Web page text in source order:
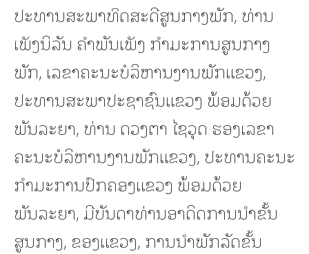
ປະທານສະພາທິດສະດີສູນກາງພັກ, ທ່ານ
ເພັງນິລັນ ຄໍາພັນເພັງ ກຳມະການສູນກາງ
ພັກ, ເລຂາຄະນະບໍລິຫານງານພັກແຂວງ,
ປະທານສະພາປະຊາຊົນແຂວງ ພ້ອມດ້ວຍ
ພັນລະຍາ, ທ່ານ ດວງຕາ ໄຊວຸດ ຮອງເລຂາ
ຄະນະບໍລິຫານງານພັກແຂວງ, ປະທານຄະນະ
ກໍາມະການປົກຄອງແຂວງ ພ້ອມດ້ວຍ
ພັນລະຍາ, ມີບັນດາທ່ານອາດິດການນໍາຂັ້ນ
ສູນກາງ, ຂອງແຂວງ, ການນໍາພັກລັດຂັ້ນ